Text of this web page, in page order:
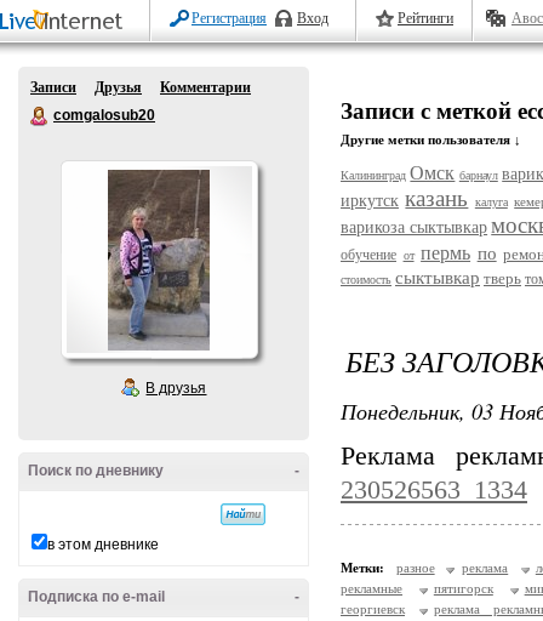
Регистрация Вход Рейтинги
Записи Друзья
Комментарии
comgalosub20
В друзья
-
Поиск по дневнику
в этом дневнике
-
Подписка по e-mail
Записи с меткой
Другие метки пользователя ↓
Калининград Омск барнаул
иркутск казань калуга
варикоза сыктывкар
обучение от пермь по
стоимость сыктывкар тверь
БЕЗ
Понедельник, 03
Реклама
230526563_1334
Метки: разное реклама
рекламные
пятигорск
георгиевск
реклама